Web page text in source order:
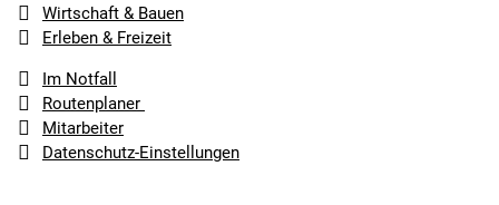
Wirtschaft & Bauen
Erleben & Freizeit
Im Notfall
Routenplaner
Mitarbeiter
Datenschutz-Einstellungen